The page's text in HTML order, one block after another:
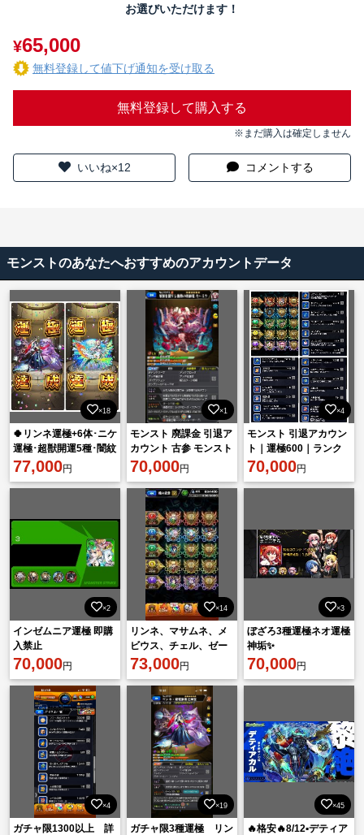
お選びいただけます！
¥65,000
無料登録して値下げ通知を受け取る
無料登録して購入する
※まだ購入は確定しません
いいね×12 コメントする
モンストのあなたへおすすめのアカウントデータ
×18
🍀リンネ運極+6体･ニケ
運極･超獣開運5種･闇紋
章力10000↑･運極490体
77,000円
×1
モンスト 廃課金 引退ア
カウント 古参 モンスト
夏休みコンプ カーミラ
70,000円
×4
モンスト 引退アカウン
ト｜運極600｜ランク
550↑｜ガチャ限805↑｜
限定236↑｜ガチャ限運
極
70,000円
×2
インゼムニア運極 即購
入禁止
70,000円
×14
リンネ、マサムネ、メ
ビウス、チェル、ゼー
レ運極 マギア、ニケ
開運
73,000円
×3
ぼざろ3種運極ネオ運極
神垢✨️
70,000円
×4
ガチャ限1300以上 詳
×19
ガチャ限3種運極 リン
×45
🔥格安🔥8/12▪️デティア